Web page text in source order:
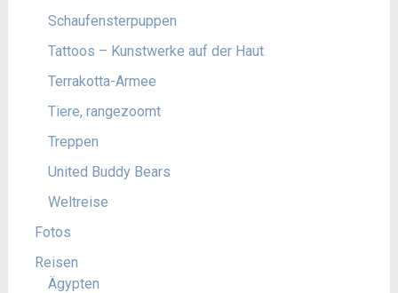
Schaufensterpuppen
Tattoos – Kunstwerke auf der Haut
Terrakotta-Armee
Tiere, rangezoomt
Treppen
United Buddy Bears
Weltreise
Fotos
Reisen
Ägypten